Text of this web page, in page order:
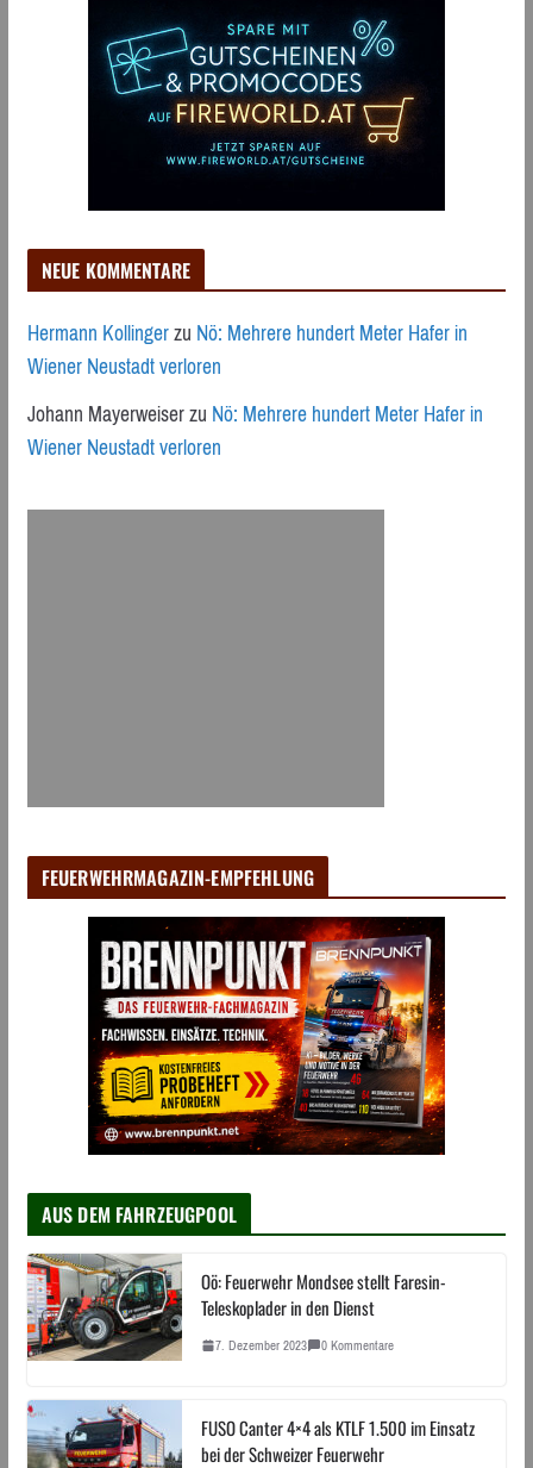
NEUE KOMMENTARE
Hermann KollingerzuNö: Mehrere hundert Meter Hafer in
Wiener Neustadt verloren
Johann MayerweiserzuNö: Mehrere hundert Meter Hafer in
Wiener Neustadt verloren
FEUERWEHRMAGAZIN-EMPFEHLUNG
AUS DEM FAHRZEUGPOOL
Oö: Feuerwehr Mondsee stellt Faresin-
Teleskoplader in den Dienst
7. Dezember 2023 0 Kommentare
FUSO Canter 4×4 als KTLF 1.500 im Einsatz
bei der Schweizer Feuerwehr